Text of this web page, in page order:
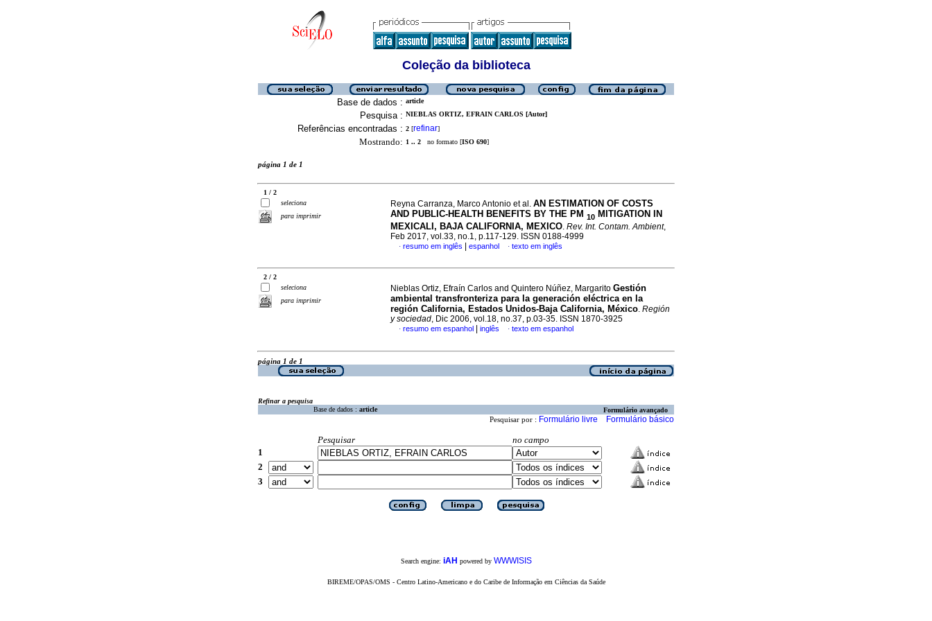
Coleção da biblioteca
Base de dados : article
Pesquisa : NIEBLAS ORTIZ, EFRAIN CARLOS [Autor]
Referências encontradas : 2 [refinar]
Mostrando: 1 .. 2 no formato [ISO 690]
página 1 de 1
1 / 2
seleciona
para imprimir
Reyna Carranza, Marco Antonio et al. AN ESTIMATION OF COSTS
AND PUBLIC-HEALTH BENEFITS BY THE PM 10 MITIGATION IN
MEXICALI, BAJA CALIFORNIA, MEXICO Rev. Int. Contam. Ambient,
Feb 2017, vol.33, no.1, p.117-129. ISSN 0188-4999
· resumo em inglês | espanhol · texto em inglês
2 / 2
seleciona
para imprimir
Nieblas Ortiz, Efraín Carlos and Quintero Núñez, Margarito Gestión
ambiental transfronteriza para la generación eléctrica en la
región California, Estados Unidos-Baja California, México. Región
y sociedad, Dic 2006, vol.18, no.37, p.03-35. ISSN 1870-3925
· resumo em espanhol inglês · texto em espanhol
página 1 de 1
Refinar a pesquisa
Base de dados : article Formulário avançado
Pesquisar por : Formulário livre Formulário básico
Pesquisar
no campo
1
2
3
Search engine: iAH powered by WWWISIS
BIREME/OPAS/OMS - Centro Latino-Americano e do Caribe de Informação em Ciências da Saúde